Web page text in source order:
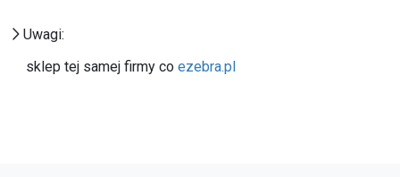
Uwagi:
sklep tej samej firmy co ezebra.pl